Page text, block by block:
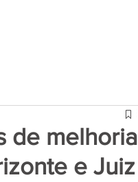
de melhoria
e Juiz